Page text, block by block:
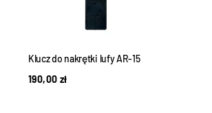
Klucz do nakrętki lufy AR-15
190,00 zł